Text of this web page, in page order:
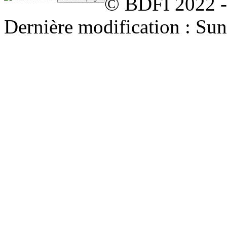
Dernière modification :